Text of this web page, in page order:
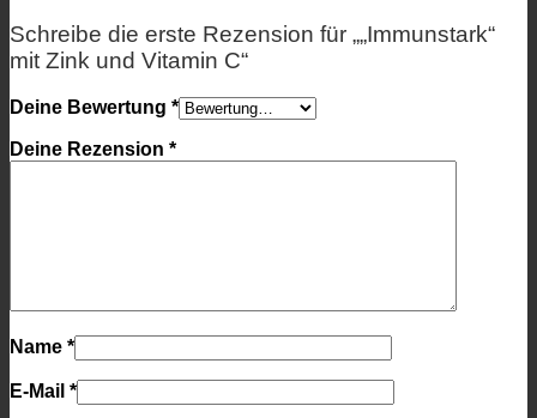
Schreibe die erste Rezension für „„Immunstark“
mit Zink und Vitamin C“
Deine Bewertung *
Deine Rezension *
Name *
E-Mail *